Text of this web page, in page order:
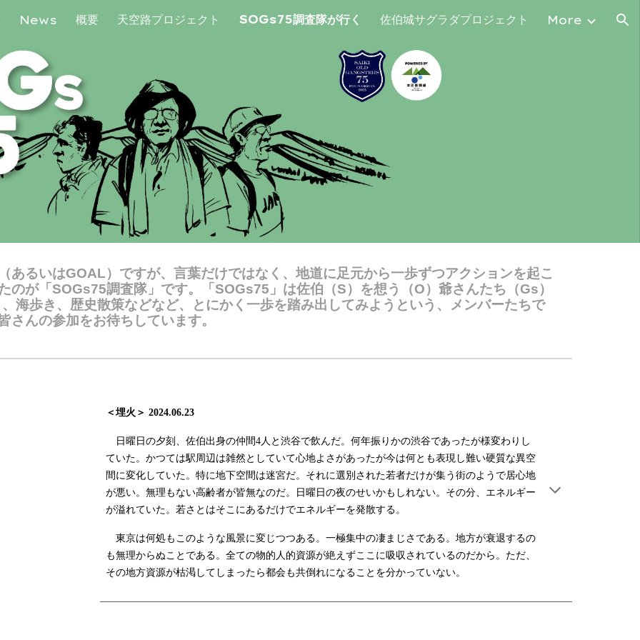
to main content Skip to navigation
News 概要 天空路プロジェクト SOGs75調査隊が行く 佐伯城サグラダプロジェクト More
あるいはGOAL）ですが、言葉だけではなく、地道に足元から一歩ずつアクションを起こ
のが「SOGs75調査隊」です。「 SOGs75」は佐伯（S） を想う（O）爺さんたち（Gs）
海歩き、歴史散策などなど、とにかく一歩を踏み出してみようという、メンバーたちで
んの参加をお待ちしています。
＜埋火＞ 2024.06.23
日曜日の夕刻、佐伯出身の仲間4人と渋谷で飲んだ。何年振りかの渋谷であったが様変わりし
ていた。かつては駅周辺は雑然としていて心地よさがあったが今は何とも表現し難い硬質な異空
間に変化していた。特に地下空間は迷宮だ。それに選別された若者だけが集う街のようで居心地
が悪い。無理もない高齢者が皆無なのだ。日曜日の夜のせいかもしれない。その分、エネルギー
が溢れていた。若さとはそこにあるだけでエネルギーを発散する。
東京は何処もこのような風景に変じつつある。一極集中の凄まじさである。地方が衰退するの
も無理からぬことである。全ての物的人的資源が絶えずここに吸収されているのだから。ただ、
その地方資源が枯渇してしまったら都会も共倒れになることを分かっていない。